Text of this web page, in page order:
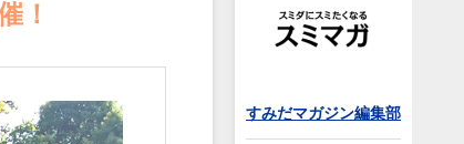
！
すみだマガジン編集部